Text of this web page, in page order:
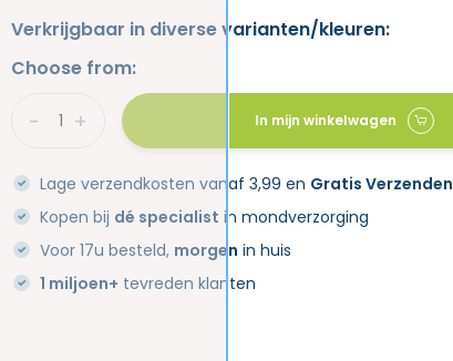
Verkrijgbaar in diverse varianten/kleuren:
Choose from:
+
- In mijn winkelwagen
Lage verzendkosten vanaf 3,99 en Gratis Verzenden
Kopen bij dé specialist in mondverzorging
Voor 17u besteld, morgen in huis
1 miljoen+ tevreden klanten